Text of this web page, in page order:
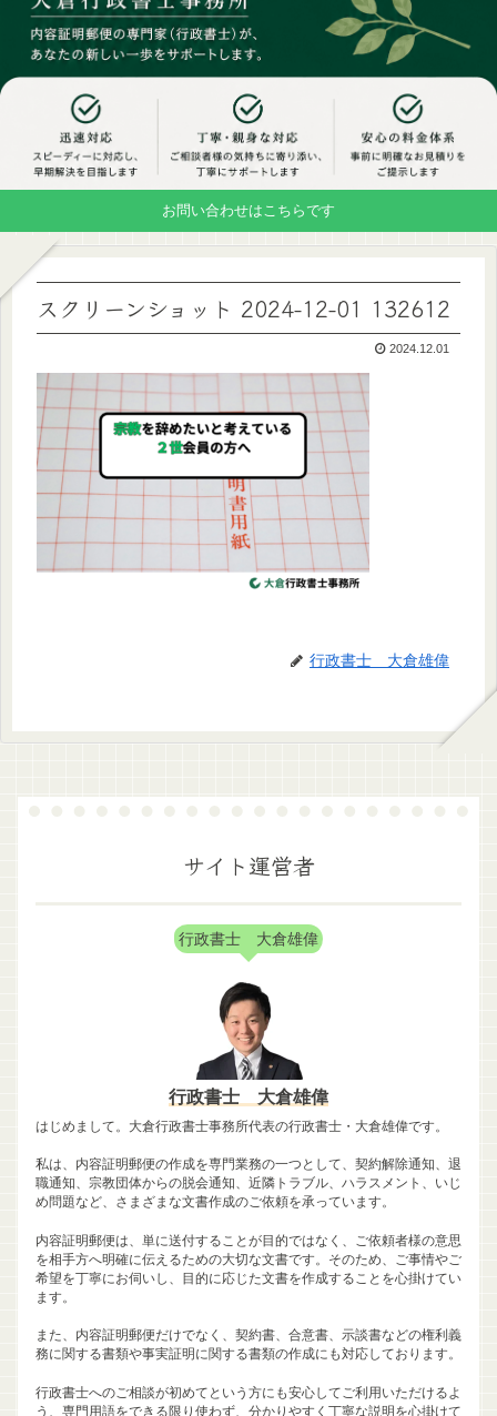
お問い合わせはこちらです
スクリーンショット 2024-12-01 132612
2024.12.01
行政書士 大倉雄偉
サイト運営者
行政書士 大倉雄偉
行政書士 大倉雄偉
はじめまして。大倉行政書士事務所代表の行政書士・大倉雄偉です。
私は、内容証明郵便の作成を専門業務の一つとして、契約解除通知、退
職通知、宗教団体からの脱会通知、近隣トラブル、ハラスメント、いじ
め問題など、さまざまな文書作成のご依頼を承っています。
内容証明郵便は、単に送付することが目的ではなく、ご依頼者様の意思
を相手方へ明確に伝えるための大切な文書です。そのため、ご事情やご
希望を丁寧にお伺いし、目的に応じた文書を作成することを心掛けてい
ます。
また、内容証明郵便だけでなく、契約書、合意書、示談書などの権利義
務に関する書類や事実証明に関する書類の作成にも対応しております。
行政書士へのご相談が初めてという方にも安心してご利用いただけるよ
う、専門用語をできる限り使わず、分かりやすく丁寧な説明を心掛けて